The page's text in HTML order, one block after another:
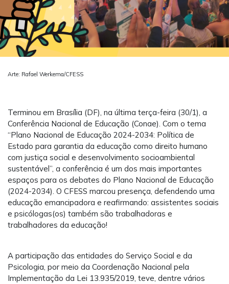
Arte: Rafael Werkema/CFESS
Terminou em Brasília (DF), na última terça-feira (30/1), a
Conferência Nacional de Educação (Conae). Com o tema
“Plano Nacional de Educação 2024-2034: Política de
Estado para garantia da educação como direito humano
com justiça social e desenvolvimento socioambiental
sustentável”, a conferência é um dos mais importantes
espaços para os debates do Plano Nacional de Educação
(2024-2034). O CFESS marcou presença, defendendo uma
educação emancipadora e reafirmando: assistentes sociais
e psicólogas(os) também são trabalhadoras e
trabalhadores da educação!
A participação das entidades do Serviço Social e da
Psicologia, por meio da Coordenação Nacional pela
Implementação da Lei 13.935/2019, teve, dentre vários